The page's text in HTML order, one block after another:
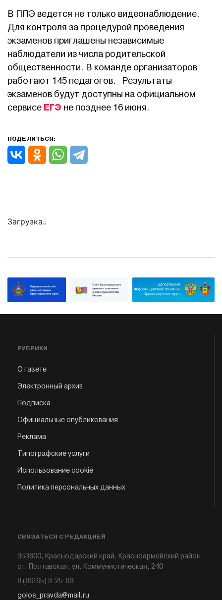
В ППЭ ведется не только видеонаблюдение.
Для контроля за процедурой проведения
экзаменов приглашены независимые
наблюдатели из числа родительской
общественности. В команде организаторов
работают 145 педагогов. Результаты
экзаменов будут доступны на официальном
сервисе ЕГЭ не позднее 16 июня.
ПОДЕЛИТЬСЯ:
Загрузка..
РУБРИКИ
О газете
Электронный архив
Подписка
Официальные опубликования
Реклама
Типографские услуги
Использование cookie
Политика персональных данных
СВЯЗАТЬСЯ С РЕДАКЦИЕЙ
353800, Краснодарский край, Красноармейский район,
ст. Полтавская, ул. Коммунистическая, 240
8 (86165) 3-25-83
golos_pravda@mail.ru